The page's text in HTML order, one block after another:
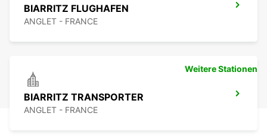
BIARRITZ FLUGHAFEN
ANGLET - FRANCE
BIARRITZ TRANSPORTER
ANGLET - FRANCE
Weitere Stationen